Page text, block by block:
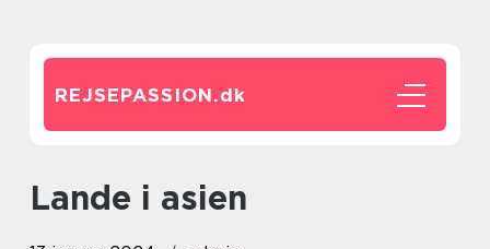
REJSEPASSION.dk
lande i asien